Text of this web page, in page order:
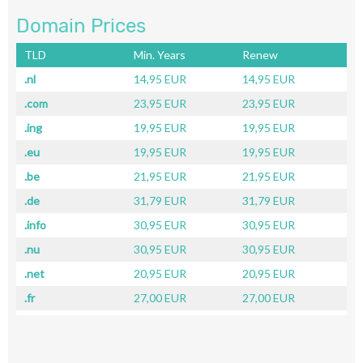
Domain Prices
TLD Min. Years
Renew
.nl
14,95 EUR
14,95 EUR
.com
23,95 EUR
23,95 EUR
.ing
19,95 EUR
19,95 EUR
.eu
19,95 EUR
19,95 EUR
.be
21,95 EUR
21,95 EUR
.de
31,79 EUR
31,79 EUR
.info
30,95 EUR
30,95 EUR
.nu
30,95 EUR
30,95 EUR
.net
20,95 EUR
20,95 EUR
.fr
27,00 EUR
27,00 EUR